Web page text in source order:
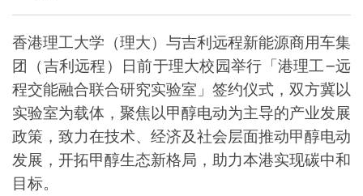
香港理工大学（理大）与吉利远程新能源商用车集
团（吉利远程）日前于理大校园举行「港理工–远
程交能融合联合研究实验室」签约仪式，双方冀以
实验室为载体，聚焦以甲醇电动为主导的产业发展
政策，致力在技术、经济及社会层面推动甲醇电动
发展，开拓甲醇生态新格局，助力本港实现碳中和
目标。